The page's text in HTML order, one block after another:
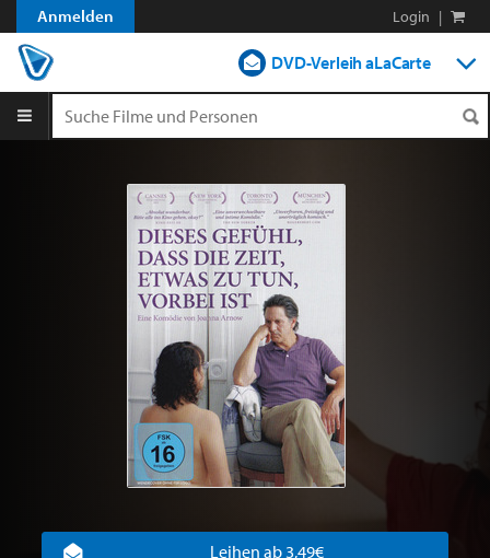
Anmelden Login |
DVD-Verleih aLaCarte
Shop
Blog
Leihen ab 3,49€